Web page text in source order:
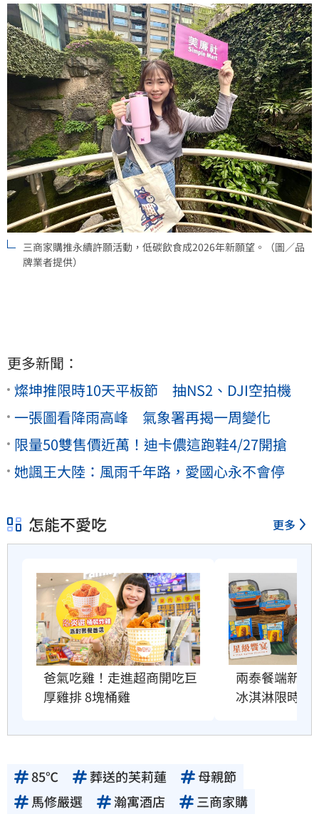
三商家購推永續許願活動，低碳飲食成2026年新願望。（圖／品
牌業者提供）
更多新聞：
燦坤推限時10天平板節 抽NS2、DJI空拍機
一張圖看降雨高峰 氣象署再揭一周變化
限量50雙售價近萬！迪卡儂這跑鞋4/27開搶
她諷王大陸：風雨千年路，愛國心永不會停
怎能不愛吃 更多
爸氣吃雞！走進超商開吃巨
厚雞排 8塊桶雞
兩泰餐端新菜
冰淇淋限時吃
85℃ 葬送的芙莉蓮
母親節
馬修嚴選
瀚寓酒店 三商家購